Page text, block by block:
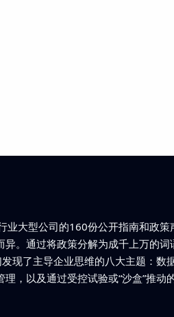
大型公司的160份公开指南和政
。通过将政策分解为成千上万的
现了主导企业思维的八大主题：
，以及通过受控试验或“沙盒”推动的